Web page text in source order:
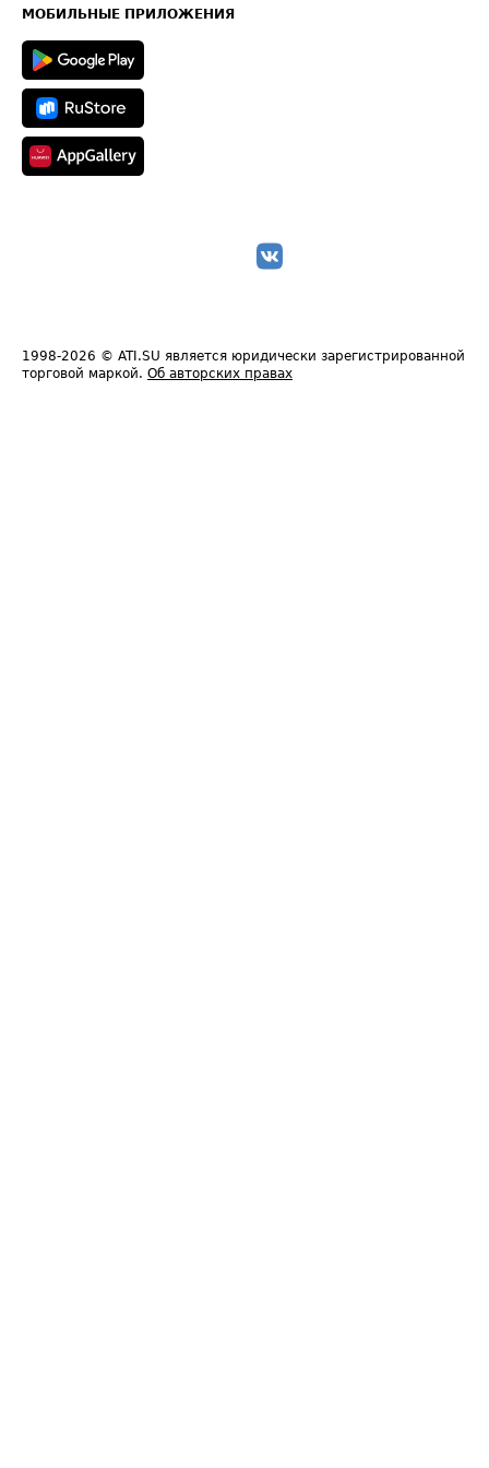
Техническая информация
МОБИЛЬНЫЕ ПРИЛОЖЕНИЯ
1998-2026 © ATI.SU является юридически зарегистрированной
торговой маркой. Об авторских правах